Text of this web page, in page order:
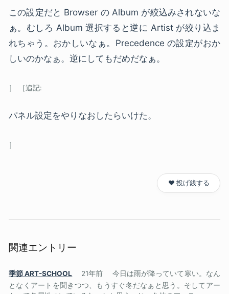
この設定だと Browser の Album が絞込みされないな
ぁ。むしろ Album 選択すると逆に Artist が絞り込ま
れちゃう。おかしいなぁ。Precedence の設定がおか
しいのかなぁ。逆にしてもだめだなぁ。
パネル設定をやりなおしたらいけた。
❤️ 投げ銭する
関連エントリー
季節 ART-SCHOOL 21年前
今日は雨が降っていて寒い。なん
となくアートを聞きつつ、もうすぐ冬だなぁと思う。そしてアー